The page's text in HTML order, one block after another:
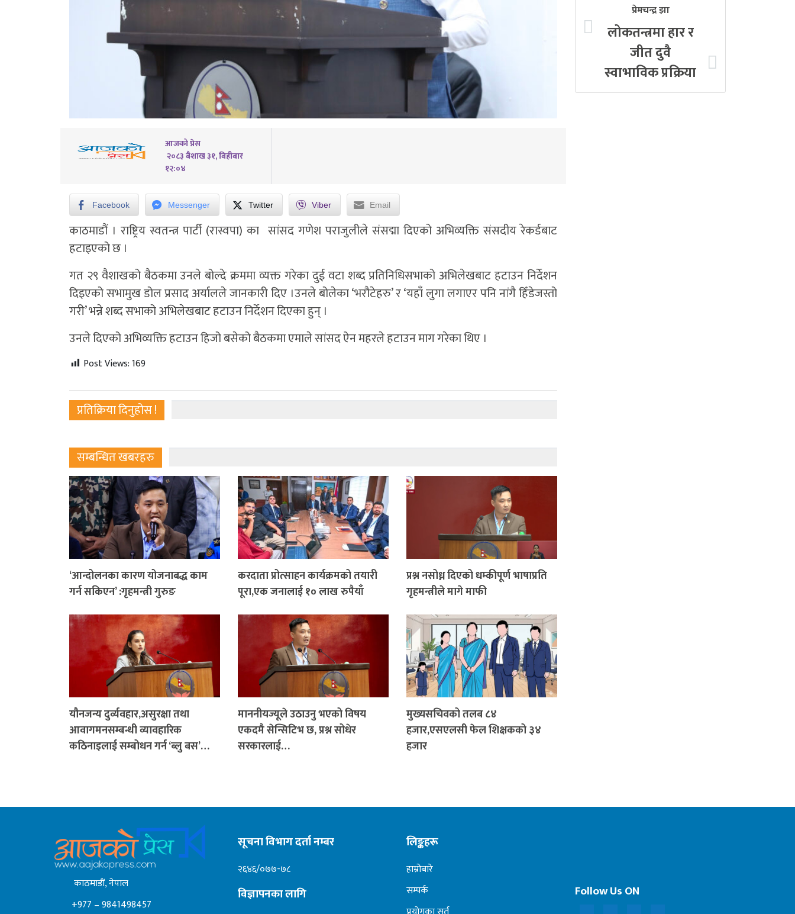
आजको प्रेस
२०८३ बैशाख ३१, बिहीबार
१२:०४
Facebook Messenger Twitter Viber Email
काठमाडौं । राष्ट्रिय स्वतन्त्र पार्टी (रास्वपा) का सांसद गणेश पराजुलीले संसद्मा दिएको अभिव्यक्ति संसदीय रेकर्डबाट
हटाइएको छ ।
गत २९ वैशाखको बैठकमा उनले बोल्दे क्रममा व्यक्त गरेका दुई वटा शब्द प्रतिनिधिसभाको अभिलेखबाट हटाउन निर्देशन
दिइएको सभामुख डोल प्रसाद अर्यालले जानकारी दिए ।उनले बोलेका ‘भरौटेहरु’ र ‘यहाँ लुगा लगाएर पनि नांगै हिँडेजस्तो
गरी’ भन्ने शब्द सभाको अभिलेखबाट हटाउन निर्देशन दिएका हुन् ।
उनले दिएको अभिव्यक्ति हटाउन हिजो बसेको बैठकमा एमाले सांसद ऐन महरले हटाउन माग गरेका थिए ।
Post Views:169
प्रतिक्रिया दिनुहोस !
सम्बन्धित खबरहरु
‘आन्दोलनका कारण योजनाबद्ध काम
गर्न सकिएन’ :गृहमन्त्री गुरुङ
करदाता प्रोत्साहन कार्यक्रमको तयारी
पूरा,एक जनालाई १० लाख रुपैयाँ
प्रश्न नसोध्न दिएको धम्कीपूर्ण भाषाप्रति
गृहमन्त्रीले मागे माफी
यौनजन्य दुर्व्यवहार,असुरक्षा तथा
आवागमनसम्बन्धी व्यावहारिक
कठिनाइलाई सम्बोधन गर्न ‘ब्लु बस’…
माननीयज्यूले उठाउनु भएको विषय
एकदमै सेन्सिटिभ छ, प्रश्न सोधेर
सरकारलाई…
मुख्यसचिवको तलब ८४
हजार,एसएलसी फेल शिक्षकको ३४
हजार
प्रेमचन्द्र झा
लोकतन्त्रमा हार र
जीत दुवै
स्वाभाविक प्रक्रिया
काठमाडाैं, नेपाल
+977 – 9841498457
सूचना विभाग दर्ता नम्बर
२६४६/०७७-७८
विज्ञापनका लागि
लिङ्कहरू
हाम्रोबारे
सम्पर्क
Follow Us ON